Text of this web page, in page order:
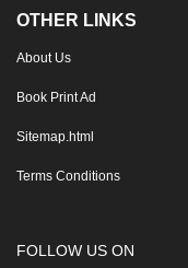
OTHER LINKS
About Us
Book Print Ad
Sitemap.html
Terms Conditions
FOLLOW US ON